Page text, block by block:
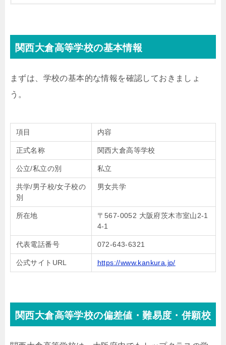
関西大倉高等学校の基本情報
まずは、学校の基本的な情報を確認しておきましょ
う。
項目 内容
正式名称 関西大倉高等学校
公立/私立の別 私立
共学/男子校/女子校の
別
男女共学
所在地
〒567-0052 大阪府茨木市室山2-1
4-1
代表電話番号 072-643-6321
公式サイトURL https://www.kankura.jp/
関西大倉高等学校の偏差値・難易度・併願校